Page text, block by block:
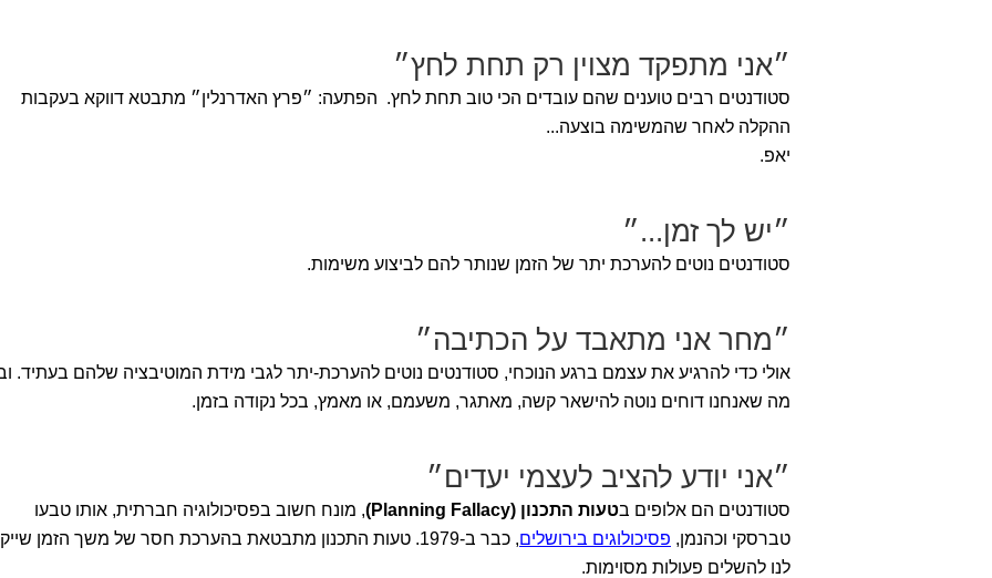
״אני מתפקד מצוין רק תחת לחץ״
סטודנטים רבים טוענים שהם עובדים הכי טוב תחת לחץ. הפתעה: ״פרץ האדרנלין״ מתבטא דווקא בעקבות
ההקלה לאחר שהמשימה בוצעה...
יאפ.
״יש לך זמן...״
סטודנטים נוטים להערכת יתר של הזמן שנותר להם לביצוע משימות.
״מחר אני מתאבד על הכתיבה״
אולי כדי להרגיע את עצמם ברגע הנוכחי, סטודנטים נוטים להערכת-יתר לגבי מידת המוטיבציה שלהם בעתיד.
מה שאנחנו דוחים נוטה להישאר קשה, מאתגר, משעמם, או מאמץ, בכל נקודה בזמן.
״אני יודע להציב לעצמי יעדים״
סטודנטים הם אלופים בטעות התכנון (Planning Fallacy)
, מונח חשוב בפסיכולוגיה חברתית, אותו טבעו
טברסקי וכהנמן, פסיכולוגים בירושלים
, כבר ב-1979. טעות התכנון מתבטאת בהערכת חסר של משך הזמן
לנו להשלים פעולות מסוימות.